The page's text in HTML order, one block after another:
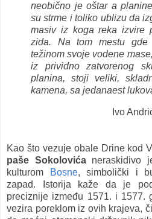
neobično je oštar a
su strme i toliko ublizu da
masiv iz koga reka izvire
zida. Na tom mestu
težinom svoje vodene
iz prividno zatvorenog
planina, stoji veliki,
kamena, sa jedanaest
Ivo
Kao što vezuje obale Drine kod
paše Sokolovićaneraskidivo
kulturom
Bosne, simbolički i
zapad. Istorija kaže da je
preciznije između 1571. i 1577.
vezira poreklom iz ovih krajeva,